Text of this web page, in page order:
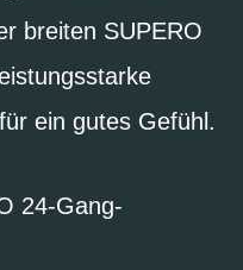
breiten SUPERO
ein gutes Gefühl.
24-Gang-